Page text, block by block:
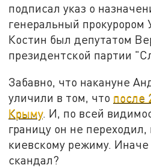
подписал указ о
генеральный прокурором
Костин был депутатом
президентской партии
Забавно, что накануне
уличили в том, что после
Крыму. И, по всей
границу он не переходил,
киевскому режиму. Иначе
скандал?